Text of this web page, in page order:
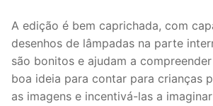
A edição é bem caprichada, com
desenhos de lâmpadas na parte
são bonitos e ajudam a
boa ideia para contar para crianças
as imagens e incentivá-las a